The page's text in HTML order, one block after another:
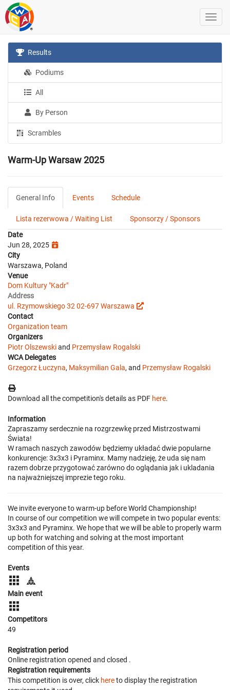
Results
Podiums
All
By Person
Scrambles
Warm-Up Warsaw 2025
General Info Events Schedule
Lista rezerwowa / Waiting List
Sponsorzy / Sponsors
Date
Jun 28, 2025
City
Warszawa, Poland
Venue
Dom Kultury "Kadr"
Address
ul. Rzymowskiego 32 02-697 Warszawa
Contact
Organization team
Organizers
Piotr Olszewskiand Przemysław Rogalski
WCA Delegates
Grzegorz Łuczyna, Maksymilian Gala, and Przemysław Rogalski
Download all the competition's details as PDF here.
Information
Zapraszamy serdecznie na rozgrzewkę przed Mistrzostwami
Świata!
W ramach naszych zawodów będziemy układać dwie popularne
konkurencje: 3x3x3 i Pyraminx. Mamy nadzieję, że uda się nam
razem dobrze przygotować zarówno do oglądania jak i ukladania
na najważniejszej imprezie tego roku.
We invite everyone to warm-up before World Championship!
In course of our competition we will compete in two popular events:
3x3x3 and Pyraminx. We hope that we will be able to properly warm
up both for watching and solving at the most important
competition of this year.
Events
Main event
Competitors
49
Registration period
Online registration opened and closed .
Registration requirements
This competition is over, click hereto display the registration